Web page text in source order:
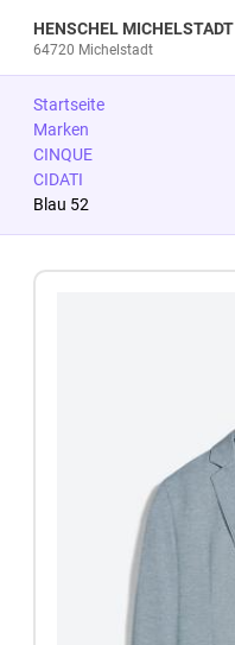
HENSCHEL MICHELSTADT
64720 Michelstadt
Startseite
Marken
CINQUE
CIDATI
Blau 52